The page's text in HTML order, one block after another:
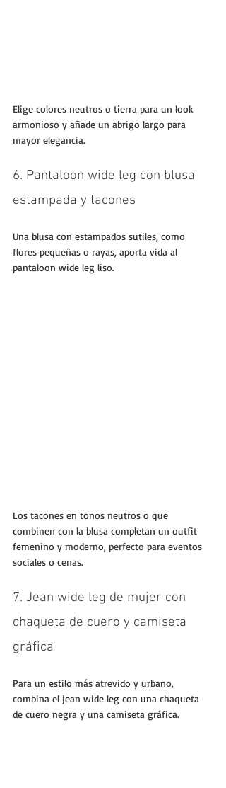
Elige colores neutros o tierra para un look
armonioso y añade un abrigo largo para
mayor elegancia.
6. Pantaloon wide leg con blusa
estampada y tacones
Una blusa con estampados sutiles, como
flores pequeñas o rayas, aporta vida al
pantaloon wide leg liso.
Los tacones en tonos neutros o que
combinen con la blusa completan un outfit
femenino y moderno, perfecto para eventos
sociales o cenas.
7. Jean wide leg de mujer con
chaqueta de cuero y camiseta
gráfica
Para un estilo más atrevido y urbano,
combina el jean wide leg con una chaqueta
de cuero negra y una camiseta gráfica.